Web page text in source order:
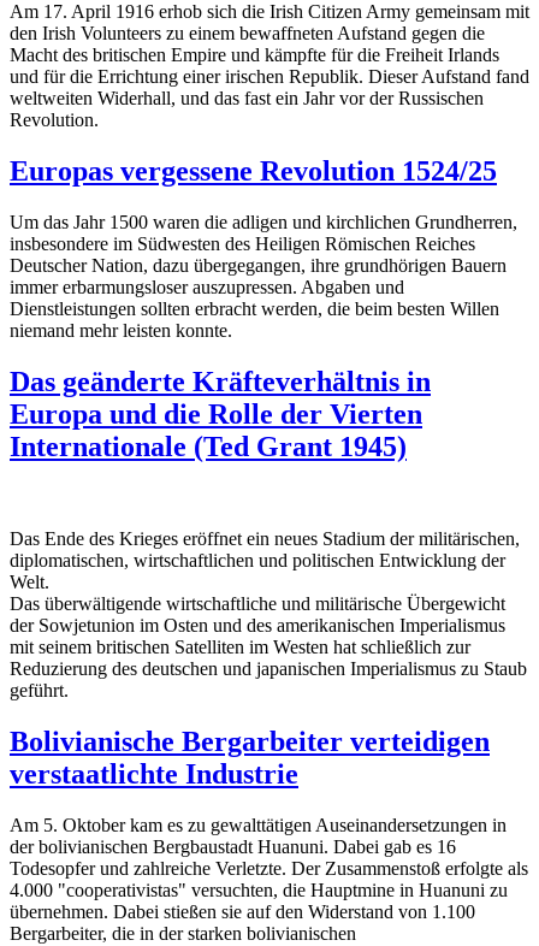
Am 17. April 1916 erhob sich die Irish Citizen Army gemeinsam mit
den Irish Volunteers zu einem bewaffneten Aufstand gegen die
Macht des britischen Empire und kämpfte für die Freiheit Irlands
und für die Errichtung einer irischen Republik. Dieser Aufstand fand
weltweiten Widerhall, und das fast ein Jahr vor der Russischen
Revolution.
Europas vergessene Revolution 1524/25
Um das Jahr 1500 waren die adligen und kirchlichen Grundherren,
insbesondere im Südwesten des Heiligen Römischen Reiches
Deutscher Nation, dazu übergegangen, ihre grundhörigen Bauern
immer erbarmungsloser auszupressen. Abgaben und
Dienstleistungen sollten erbracht werden, die beim besten Willen
niemand mehr leisten konnte.
Das geänderte Kräfteverhältnis in
Europa und die Rolle der Vierten
Internationale (Ted Grant 1945)
Das Ende des Krieges eröffnet ein neues Stadium der militärischen,
diplomatischen, wirtschaftlichen und politischen Entwicklung der
Welt.
Das überwältigende wirtschaftliche und militärische Übergewicht
der Sowjetunion im Osten und des amerikanischen Imperialismus
mit seinem britischen Satelliten im Westen hat schließlich zur
Reduzierung des deutschen und japanischen Im­perialismus zu Staub
geführt.
Bolivianische Bergarbeiter verteidigen
verstaatlichte Industrie
Am 5. Oktober kam es zu gewalttätigen Auseinandersetzungen in
der bolivianischen Bergbaustadt Huanuni. Dabei gab es 16
Todesopfer und zahlreiche Verletzte. Der Zusammenstoß erfolgte als
4.000 "cooperativistas" versuchten, die Hauptmine in Huanuni zu
übernehmen. Dabei stießen sie auf den Widerstand von 1.100
Bergarbeiter, die in der starken bolivianischen